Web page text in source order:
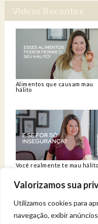
Valorizamos sua
Utilizamos cookies para
navegação, exibir
Vídeos Recentes
Alimentos que causam mau
hálito
Você realmente te mau
Venha viver
Entregue a sua